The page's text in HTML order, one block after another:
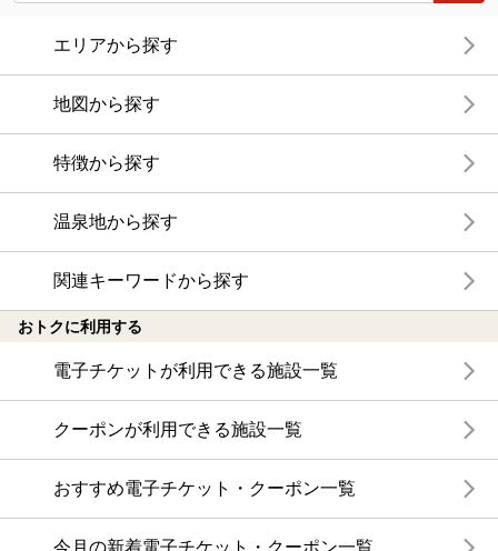
エリアから探す
地図から探す
特徴から探す
温泉地から探す
関連キーワードから探す
おトクに利用する
電子チケットが利用できる施設一覧
クーポンが利用できる施設一覧
おすすめ電子チケット・クーポン一覧
今月の新着電子チケット・クーポン一覧